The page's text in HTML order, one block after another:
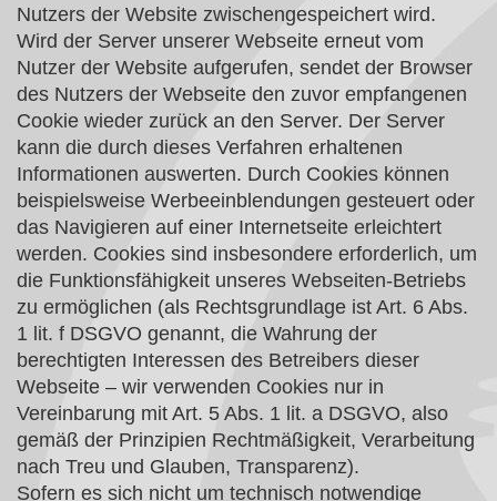
Nutzers der Website zwischengespeichert wird.
Wird der Server unserer Webseite erneut vom
Nutzer der Website aufgerufen, sendet der Browser
des Nutzers der Webseite den zuvor empfangenen
Cookie wieder zurück an den Server. Der Server
kann die durch dieses Verfahren erhaltenen
Informationen auswerten. Durch Cookies können
beispielsweise Werbeeinblendungen gesteuert oder
das Navigieren auf einer Internetseite erleichtert
werden. Cookies sind insbesondere erforderlich, um
die Funktionsfähigkeit unseres Webseiten-Betriebs
zu ermöglichen (als Rechtsgrundlage ist Art. 6 Abs.
1 lit. f DSGVO genannt, die Wahrung der
berechtigten Interessen des Betreibers dieser
Webseite – wir verwenden Cookies nur in
Vereinbarung mit Art. 5 Abs. 1 lit. a DSGVO, also
gemäß der Prinzipien Rechtmäßigkeit, Verarbeitung
nach Treu und Glauben, Transparenz).
Sofern es sich nicht um technisch notwendige